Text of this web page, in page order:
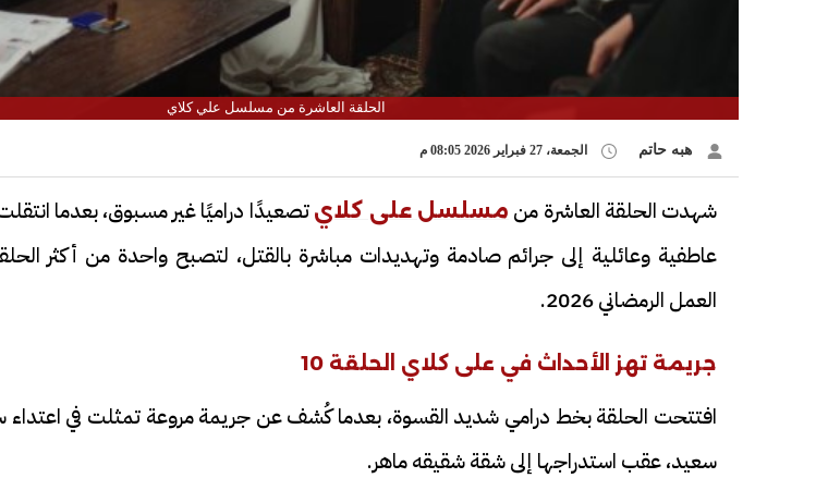
الحلقة العاشرة من مسلسل علي كلاي
هبه حاتم الجمعة، 27 فبراير 2026 08:05 م
شهدت الحلقة العاشرة من مسلسل على كلاي تصعيدًا دراميًا غير مسبوق، بعدما
عاطفية وعائلية إلى جرائم صادمة وتهديدات مباشرة بالقتل، لتصبح واحدة من أكثر
العمل الرمضاني 2026.
جريمة تهز الأحداث في على كلاي الحلقة 10
افتتحت الحلقة بخط درامي شديد القسوة، بعدما كُشف عن جريمة مروعة تمثلت في اعتداء
سعيد، عقب استدراجها إلى شقة شقيقه ماهر.